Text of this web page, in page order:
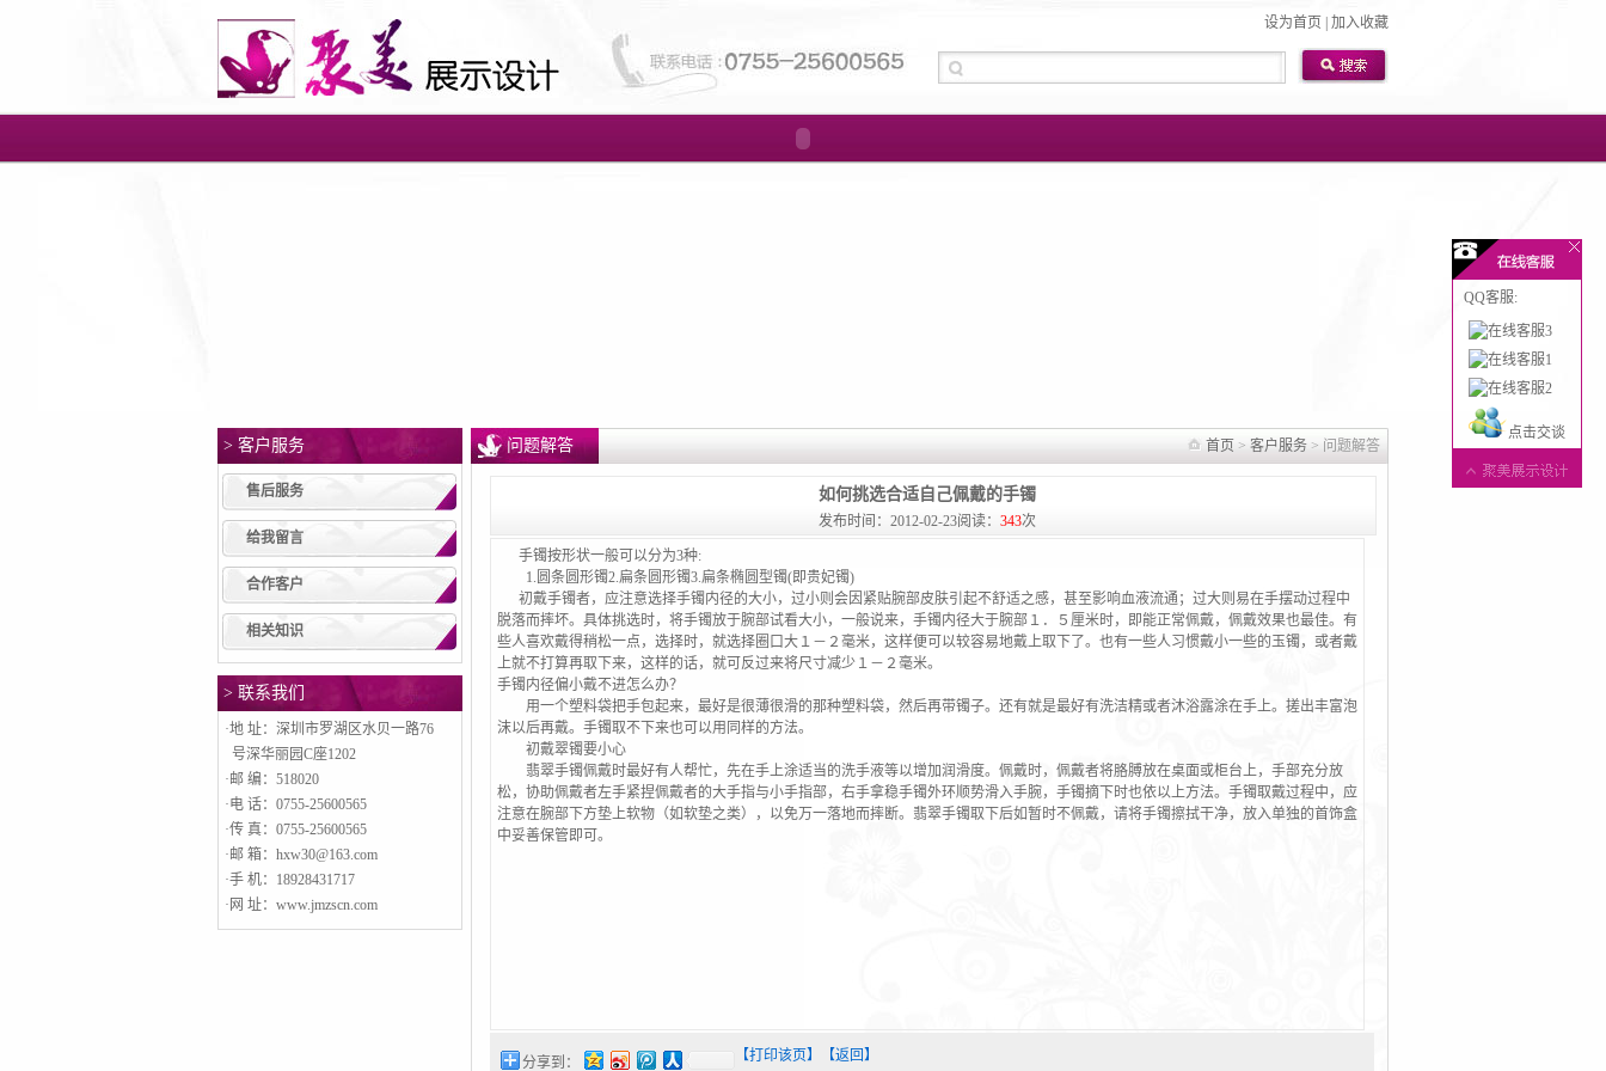
设为首页 加入收藏
> 客户服务
售后服务
给我留言
合作客户
相关知识
> 联系我们
·地 址：深圳市罗湖区水贝一路76
号深华丽园C座1202
·邮 编：518020
·电 话：0755-25600565
·传 真：0755-25600565
·邮 箱：hxw30@163.com
·手 机：18928431717
·网 址：www.jmzscn.com
问题解答 首页 > 客户服务 > 问题解答
如何挑选合适自己佩戴的手镯
发布时间：2012-02-23阅读： 343次
手镯按形状一般可以分为3种:
1.圆条圆形镯2.扁条圆形镯3.扁条椭圆型镯(即贵妃镯)
初戴手镯者，应注意选择手镯内径的大小，过小则会因紧贴腕部皮肤引起不舒适之感，甚至影响血液流通；过大则易在手摆动过程中
脱落而摔坏。具体挑选时，将手镯放于腕部试看大小，一般说来，手镯内径大于腕部１．５厘米时，即能正常佩戴，佩戴效果也最佳。有
些人喜欢戴得稍松一点，选择时，就选择圈口大１－２毫米，这样便可以较容易地戴上取下了。也有一些人习惯戴小一些的玉镯，或者戴
上就不打算再取下来，这样的话，就可反过来将尺寸减少１－２毫米。
手镯内径偏小戴不进怎么办？
用一个塑料袋把手包起来，最好是很薄很滑的那种塑料袋，然后再带镯子。还有就是最好有洗洁精或者沐浴露涂在手上。搓出丰富泡
沫以后再戴。手镯取不下来也可以用同样的方法。
初戴翠镯要小心
翡翠手镯佩戴时最好有人帮忙，先在手上涂适当的洗手液等以增加润滑度。佩戴时，佩戴者将胳膊放在桌面或柜台上，手部充分放
松，协助佩戴者左手紧捏佩戴者的大手指与小手指部，右手拿稳手镯外环顺势滑入手腕，手镯摘下时也依以上方法。手镯取戴过程中，应
注意在腕部下方垫上软物（如软垫之类），以免万一落地而摔断。翡翠手镯取下后如暂时不佩戴，请将手镯擦拭干净，放入单独的首饰盒
中妥善保管即可。
分享到： 【打印该页】 【返回】
QQ客服:
点击交谈